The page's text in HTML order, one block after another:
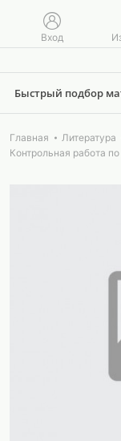
Вход
Быстрый подбор
Главная
Литература
Контрольная работа